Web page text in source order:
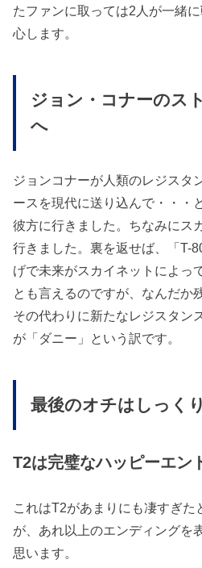
たファンに取っては2人が一緒
心します。
ジョン・コナーのス
へ
ジョンコナーが人類のレジスタ
ースを現代に送り込んで・・・
彼方に行きました。ちなみにス
行きました。裏を返せば、「T-
げで未来がスカイネットによっ
とも言えるのですが、なんだか
その代わりに新たなレジスタン
が「ダニー」という訳です。
最後のオチはしっく
T2は完璧なハッピーエン
これはT2があまりにも凄すぎた
が、あれ以上のエンディングを
思います。